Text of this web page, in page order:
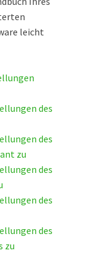
leicht
des
des
zu
des
des
des
zu